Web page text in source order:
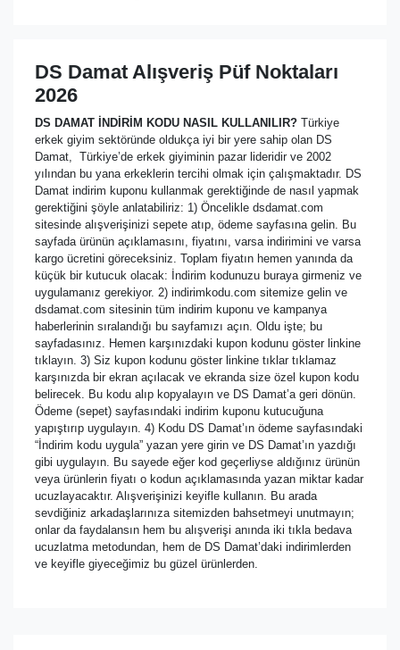
DS Damat Alışveriş Püf Noktaları
2026
DS DAMAT İNDİRİM KODU NASIL KULLANILIR? Türkiye
erkek giyim sektöründe oldukça iyi bir yere sahip olan DS
Damat, Türkiye’de erkek giyiminin pazar lideridir ve 2002
yılından bu yana erkeklerin tercihi olmak için çalışmaktadır. DS
Damat indirim kuponu kullanmak gerektiğinde de nasıl yapmak
gerektiğini şöyle anlatabiliriz: 1) Öncelikle dsdamat.com
sitesinde alışverişinizi sepete atıp, ödeme sayfasına gelin. Bu
sayfada ürünün açıklamasını, fiyatını, varsa indirimini ve varsa
kargo ücretini göreceksiniz. Toplam fiyatın hemen yanında da
küçük bir kutucuk olacak: İndirim kodunuzu buraya girmeniz ve
uygulamanız gerekiyor. 2) indirimkodu.com sitemize gelin ve
dsdamat.com sitesinin tüm indirim kuponu ve kampanya
haberlerinin sıralandığı bu sayfamızı açın. Oldu işte; bu
sayfadasınız. Hemen karşınızdaki kupon kodunu göster linkine
tıklayın. 3) Siz kupon kodunu göster linkine tıklar tıklamaz
karşınızda bir ekran açılacak ve ekranda size özel kupon kodu
belirecek. Bu kodu alıp kopyalayın ve DS Damat’a geri dönün.
Ödeme (sepet) sayfasındaki indirim kuponu kutucuğuna
yapıştırıp uygulayın. 4) Kodu DS Damat’ın ödeme sayfasındaki
“İndirim kodu uygula” yazan yere girin ve DS Damat’ın yazdığı
gibi uygulayın. Bu sayede eğer kod geçerliyse aldığınız ürünün
veya ürünlerin fiyatı o kodun açıklamasında yazan miktar kadar
ucuzlayacaktır. Alışverişinizi keyifle kullanın. Bu arada
sevdiğiniz arkadaşlarınıza sitemizden bahsetmeyi unutmayın;
onlar da faydalansın hem bu alışverişi anında iki tıkla bedava
ucuzlatma metodundan, hem de DS Damat’daki indirimlerden
ve keyifle giyeceğimiz bu güzel ürünlerden.